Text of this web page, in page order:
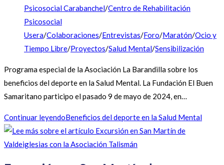
Psicosocial Carabanchel/Centro de Rehabilitación
Psicosocial
Usera/Colaboraciones/Entrevistas/Foro/Maratón/Ocio y
Tiempo Libre/Proyectos/Salud Mental/Sensibilización
Programa especial de la Asociación La Barandilla sobre los
beneficios del deporte en la Salud Mental. La Fundación El Buen
Samaritano participo el pasado 9 de mayo de 2024, en…
Continuar leyendoBeneficios del deporte en la Salud Mental